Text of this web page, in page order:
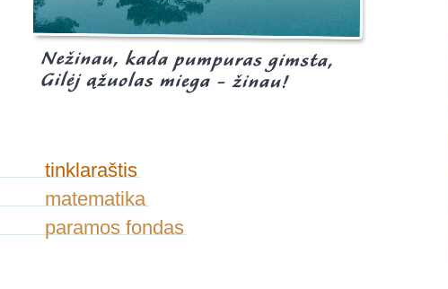
tinklaraštis
matematika
paramos fondas